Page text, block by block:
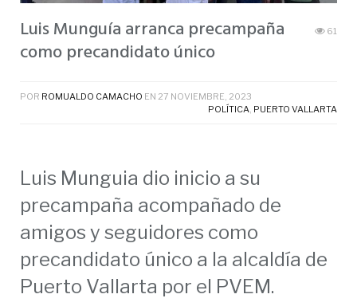
Luis Munguía arranca precampaña
como precandidato único
61
POR ROMUALDO CAMACHO EN 27 NOVIEMBRE, 2023
POLÍTICA, PUERTO VALLARTA
Luis Munguia dio inicio a su
precampaña acompañado de
amigos y seguidores como
precandidato único a la alcaldía de
Puerto Vallarta por el PVEM.